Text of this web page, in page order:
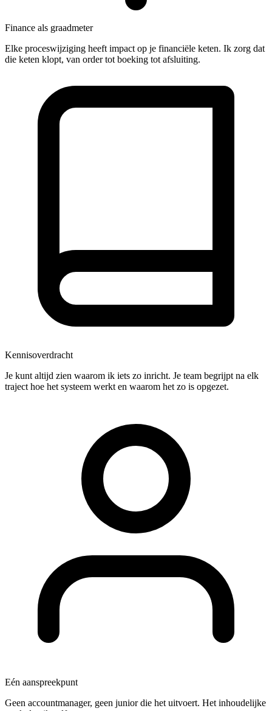
Finance als graadmeter
Elke proceswijziging heeft impact op je financiële keten. Ik zorg dat
die keten klopt, van order tot boeking tot afsluiting.
Kennisoverdracht
Je kunt altijd zien waarom ik iets zo inricht. Je team begrijpt na elk
traject hoe het systeem werkt en waarom het zo is opgezet.
Eén aanspreekpunt
Geen accountmanager, geen junior die het uitvoert. Het inhoudelijke